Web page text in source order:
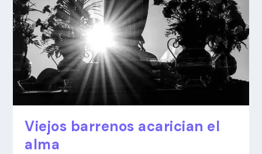
Viejos barrenos acarician el
alma